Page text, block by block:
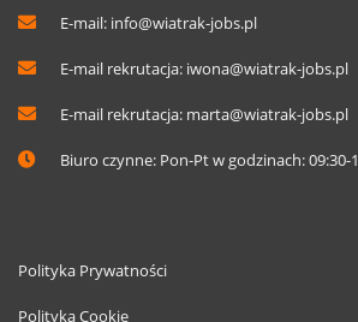
E-mail: info@wiatrak-jobs.pl
E-mail rekrutacja: iwona@wiatrak-jobs.pl
E-mail rekrutacja: marta@wiatrak-jobs.pl
Biuro czynne: Pon-Pt w godzinach: 09:30-
Polityka Prywatności
Polityka Cookie